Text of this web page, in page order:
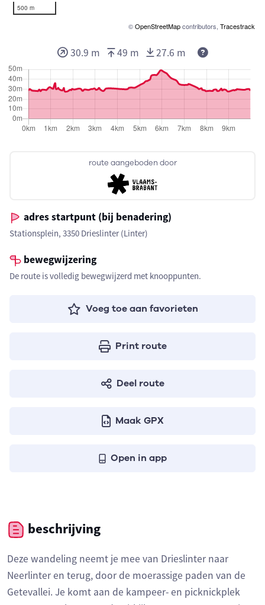
500 m
©OpenStreetMapcontributors, Tracestrack
route aangeboden door
adres startpunt (bij benadering)
Stationsplein, 3350 Drieslinter (Linter)
bewegwijzering
De route is volledig bewegwijzerd met knooppunten.
Voeg toe aan favorieten
Print route
Deel route
Maak GPX
Open in app
30.9 m 49 m 27.6 m
beschrijving
Deze wandeling neemt je mee van Drieslinter naar
Neerlinter en terug, door de moerassige paden van de
Getevallei. Je komt aan de kampeer- en picknickplek